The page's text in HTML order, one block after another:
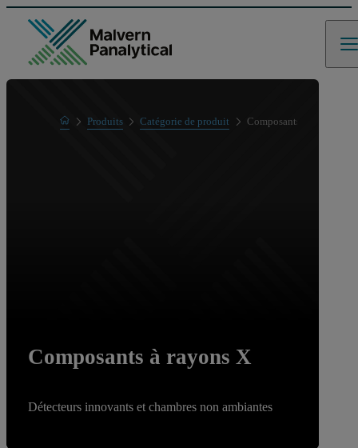
HomeProduits Catégorie de produit Composants à rayons X
Composants à rayons X
Détecteurs innovants et chambres non ambiantes